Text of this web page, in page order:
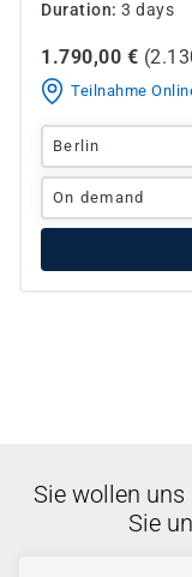
Duration 3 days
1.790,00 € (
Teilnahme
Berlin
On demand
Sie wollen
Sie